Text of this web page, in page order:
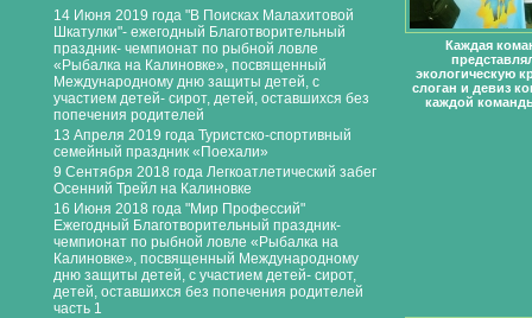
14 Июня 2019 года "В Поисках Малахитовой
Шкатулки"- ежегодный Благотворительный
праздник- чемпионат по рыбной ловле
«Рыбалка на Калиновке», посвященный
Международному дню защиты детей, с
участием детей- сирот, детей, оставшихся без
попечения родителей
13 Апреля 2019 года Туристско-спортивный
семейный праздник «Поехали»
9 Сентября 2018 года Легкоатлетический забег
Осенний Трейл на Калиновке
16 Июня 2018 года "Мир Профессий"
Ежегодный Благотворительный праздник-
чемпионат по рыбной ловле «Рыбалка на
Калиновке», посвященный Международному
дню защиты детей, с участием детей- сирот,
детей, оставшихся без попечения родителей
часть 1
Каждая
экологическую
слоган и девиз
каждой